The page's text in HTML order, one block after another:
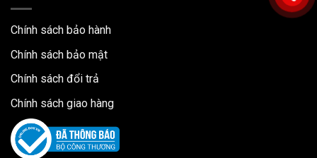
Chính sách bảo hành
Chính sách bảo mật
Chính sách đổi trả
Chính sách giao hàng